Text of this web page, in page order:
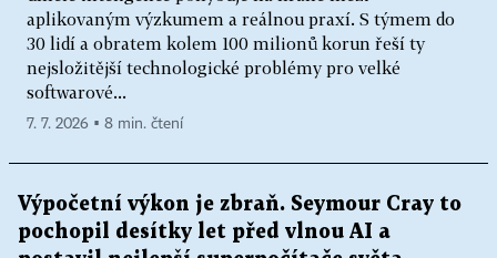
aplikovaným výzkumem a reálnou praxí. S týmem do
30 lidí a obratem kolem 100 milionů korun řeší ty
nejsložitější technologické problémy pro velké
softwarové...
7. 7. 2026 ▪ 8 min. čtení
Výpočetní výkon je zbraň. Seymour Cray to
pochopil desítky let před vlnou AI a